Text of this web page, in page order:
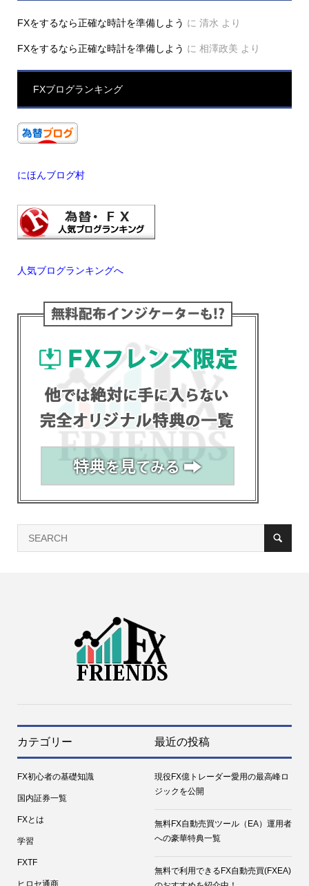
FXをするなら正確な時計を準備しよう に 清水 より
FXをするなら正確な時計を準備しよう に 相澤政美 より
FXブログランキング
にほんブログ村
人気ブログランキングへ
カテゴリー
FX初心者の基礎知識
国内証券一覧
FXとは
学習
FXTF
ヒロセ通商
最近の投稿
現役FX億トレーダー愛用の最高峰ロ
ジックを公開
無料FX自動売買ツール（EA）運用者
への豪華特典一覧
無料で利用できるFX自動売買(FXEA)
トレード手法 FX教材